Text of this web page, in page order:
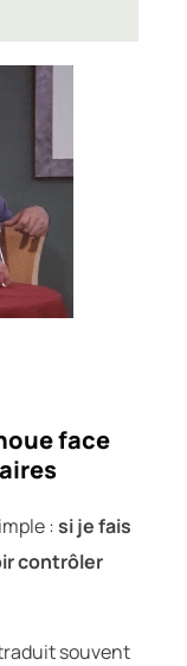
face
:si je fais
contrôler
souvent